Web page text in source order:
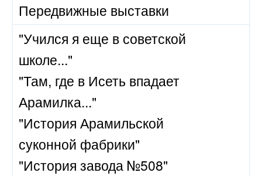
Передвижные выставки
"Учился я еще в советской
школе..."
"Там, где в Исеть впадает
Арамилка..."
"История Арамильской
суконной фабрики"
"История завода №508"